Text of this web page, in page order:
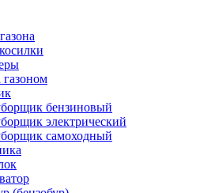
газоном
бензиновый
электрический
самоходный